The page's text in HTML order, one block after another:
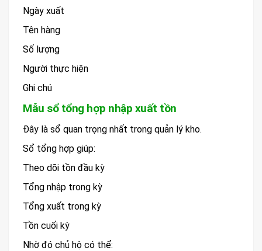
Ngày xuất
Tên hàng
Số lượng
Người thực hiện
Ghi chú
Mẫu sổ tổng hợp nhập xuất tồn
Đây là sổ quan trọng nhất trong quản lý kho.
Sổ tổng hợp giúp:
Theo dõi tồn đầu kỳ
Tổng nhập trong kỳ
Tổng xuất trong kỳ
Tồn cuối kỳ
Nhờ đó chủ hộ có thể: